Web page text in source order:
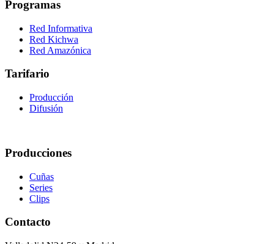
Programas
Red Informativa
Red Kichwa
Red Amazónica
Tarifario
Producción
Difusión
Producciones
Cuñas
Series
Clips
Contacto